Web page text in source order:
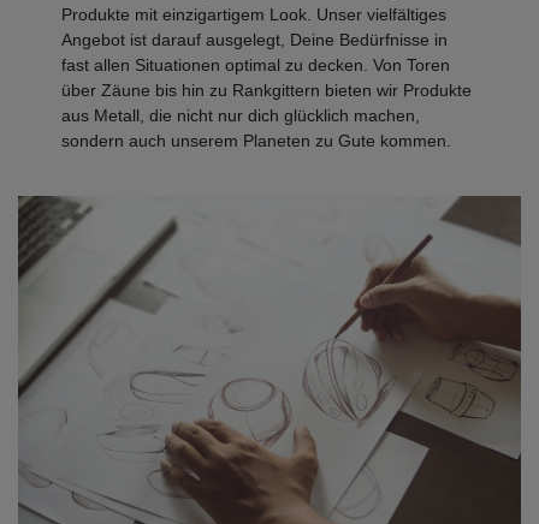
Produkte mit einzigartigem Look. Unser vielfältiges
Angebot ist darauf ausgelegt, Deine Bedürfnisse in
fast allen Situationen optimal zu decken. Von Toren
über Zäune bis hin zu Rankgittern bieten wir Produkte
aus Metall, die nicht nur dich glücklich machen,
sondern auch unserem Planeten zu Gute kommen.